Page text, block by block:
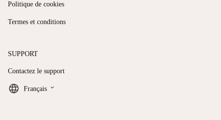
Politique de cookies
Termes et conditions
SUPPORT
Contactez le support
Français keyboard_arrow_down